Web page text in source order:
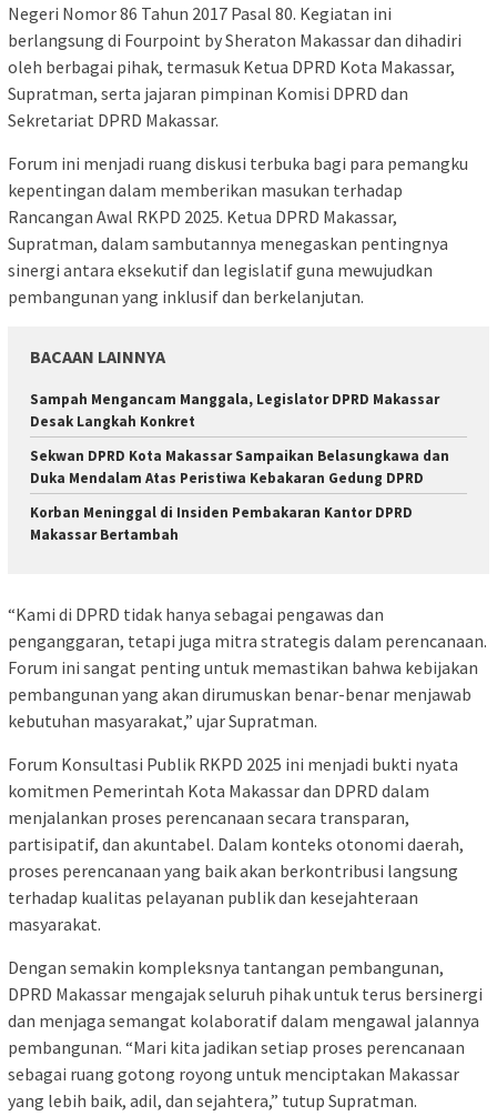
Negeri Nomor 86 Tahun 2017 Pasal 80. Kegiatan ini
berlangsung di Fourpoint by Sheraton Makassar dan dihadiri
oleh berbagai pihak, termasuk Ketua DPRD Kota Makassar,
Supratman, serta jajaran pimpinan Komisi DPRD dan
Sekretariat DPRD Makassar.
Forum ini menjadi ruang diskusi terbuka bagi para pemangku
kepentingan dalam memberikan masukan terhadap
Rancangan Awal RKPD 2025. Ketua DPRD Makassar,
Supratman, dalam sambutannya menegaskan pentingnya
sinergi antara eksekutif dan legislatif guna mewujudkan
pembangunan yang inklusif dan berkelanjutan.
BACAAN LAINNYA
Sampah Mengancam Manggala, Legislator DPRD Makassar
Desak Langkah Konkret
Sekwan DPRD Kota Makassar Sampaikan Belasungkawa dan
Duka Mendalam Atas Peristiwa Kebakaran Gedung DPRD
Korban Meninggal di Insiden Pembakaran Kantor DPRD
Makassar Bertambah
“Kami di DPRD tidak hanya sebagai pengawas dan
penganggaran, tetapi juga mitra strategis dalam perencanaan.
Forum ini sangat penting untuk memastikan bahwa kebijakan
pembangunan yang akan dirumuskan benar-benar menjawab
kebutuhan masyarakat,” ujar Supratman.
Forum Konsultasi Publik RKPD 2025 ini menjadi bukti nyata
komitmen Pemerintah Kota Makassar dan DPRD dalam
menjalankan proses perencanaan secara transparan,
partisipatif, dan akuntabel. Dalam konteks otonomi daerah,
proses perencanaan yang baik akan berkontribusi langsung
terhadap kualitas pelayanan publik dan kesejahteraan
masyarakat.
Dengan semakin kompleksnya tantangan pembangunan,
DPRD Makassar mengajak seluruh pihak untuk terus bersinergi
dan menjaga semangat kolaboratif dalam mengawal jalannya
pembangunan. “Mari kita jadikan setiap proses perencanaan
sebagai ruang gotong royong untuk menciptakan Makassar
yang lebih baik, adil, dan sejahtera,” tutup Supratman.